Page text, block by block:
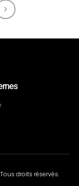
droits réservés.